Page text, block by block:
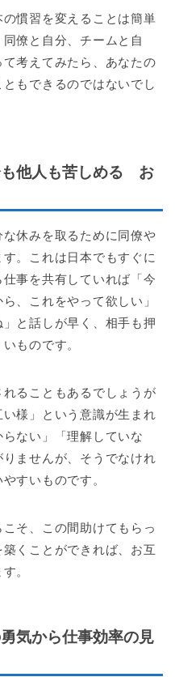
慣習を変えることは簡単
僚と自分、チームと自
考えてみたら、あなたの
もできるのではないでし
も他人も苦しめる お
休みを取るために同僚や
。これは日本でもすぐに
事を共有していれば「今
、これをやって欲しい」
と話しが早く、相手も押
ものです。
ることもあるでしょうが
様」という意識が生まれ
ない」「理解していな
ませんが、そうでなけれ
すいものです。
こそ、この間助けてもらっ
くことができれば、お互
。
気から仕事効率の見